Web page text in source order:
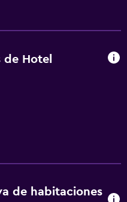
de Hotel
de habitaciones